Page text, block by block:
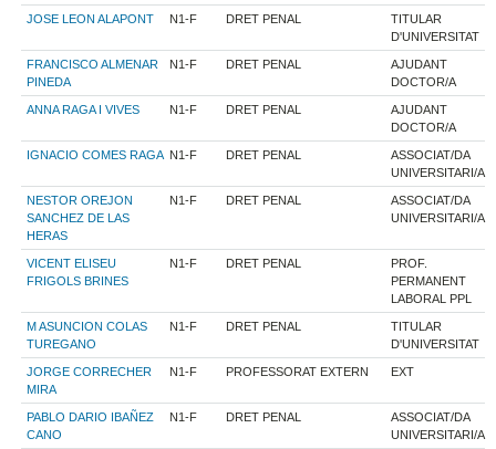
JOSE LEON ALAPONT N1-F DRET PENAL
TITULAR
D'UNIVERSITAT
FRANCISCO ALMENAR
PINEDA
N1-F DRET PENAL
AJUDANT
DOCTOR/A
ANNA RAGA I VIVES N1-F DRET PENAL
AJUDANT
DOCTOR/A
IGNACIO COMES RAGA N1-F DRET PENAL
ASSOCIAT/DA
UNIVERSITARI/A
NESTOR OREJON
SANCHEZ DE LAS
HERAS
N1-F DRET PENAL
ASSOCIAT/DA
UNIVERSITARI/A
VICENT ELISEU
FRIGOLS BRINES
N1-F DRET PENAL
PROF.
PERMANENT
LABORAL PPL
M ASUNCION COLAS
TUREGANO
N1-F DRET PENAL
TITULAR
D'UNIVERSITAT
JORGE CORRECHER
MIRA
N1-F PROFESSORAT EXTERN EXT
PABLO DARIO IBAÑEZ
CANO
N1-F DRET PENAL
ASSOCIAT/DA
UNIVERSITARI/A